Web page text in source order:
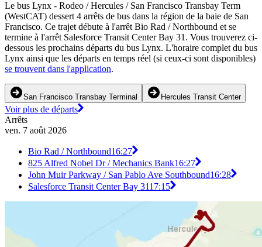
Le bus Lynx - Rodeo / Hercules / San Francisco Transbay Term
(WestCAT) dessert 4 arrêts de bus dans la région de la baie de San
Francisco. Ce trajet débute à l'arrêt Bio Rad / Northbound et se
termine à l'arrêt Salesforce Transit Center Bay 31. Vous trouverez ci-
dessous les prochains départs du bus Lynx. L'horaire complet du bus
Lynx ainsi que les départs en temps réel (si ceux-ci sont disponibles)
se trouvent dans l'application.
San Francisco Transbay Terminal Hercules Transit Center
Voir plus de départs
Arrêts
ven. 7 août 2026
Bio Rad / Northbound16:27
825 Alfred Nobel Dr / Mechanics Bank16:27
John Muir Parkway / San Pablo Ave Southbound16:28
Salesforce Transit Center Bay 3117:15